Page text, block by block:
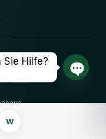
W
Sie Hilfe?